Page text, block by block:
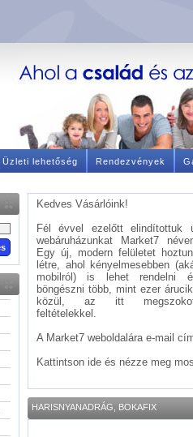
Üzleti lehetőség Rendezvények
Kedves Vásárlóink!
Fél évvel ezelőtt elindítottuk
webáruházunkat Market7
Egy új, modern felületet
létre, ahol kényelmesebben
mobilról) is lehet rendelni
böngészni több, mint ezer
közül, az itt
feltételekkel.
A Market7 weboldalára e-mail
Kattintson ide és nézze meg
HARISNYANADRÁG, BOKAFIX